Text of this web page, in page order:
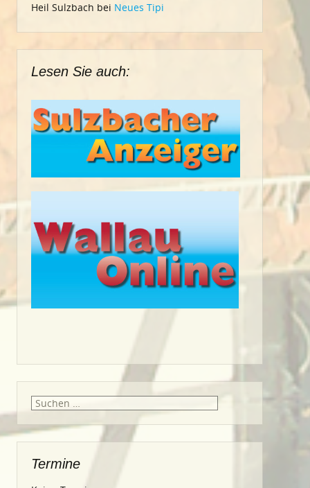
Heil Sulzbach bei Neues Tipi
Lesen Sie auch:
Suche
Termine